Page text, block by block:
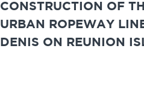
CONSTRUCTION OF
URBAN ROPEWAY
DENIS ON REUNION